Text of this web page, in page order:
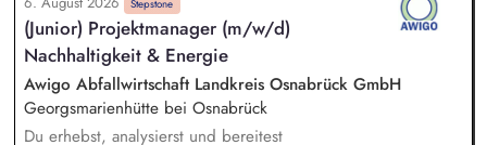
Vertragsbedingungen hinsichtlich HSE-relevanter Vorgaben.
Ausbau und Weiterentwicklung des Integriertem
Managementsystems sowie Planung und Durchführung
interner Audits. Analyse von Arbeitsunfällen, Beinahe- und
Umweltereignissen sowie Ableitung von
Präventionsmaßnahmen. Förderung von Umwelt- und
Stepstone
(Junior) Projektmanager (m/w/d)
Nachhaltigkeit & Energie
Awigo Abfallwirtschaft Landkreis Osnabrück GmbH
Georgsmarienhütte bei Osnabrück
Du erhebst, analysierst und bereitest